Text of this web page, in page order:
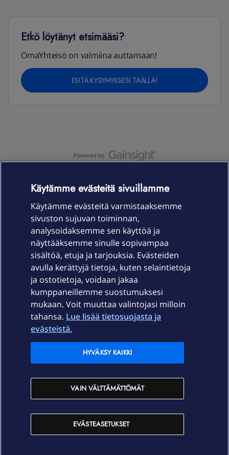
Etkö löytänyt etsimääsi?
OmaYhteisö on valmiina auttamaan!
ESITÄ KYSYMYKSESI TÄÄLLÄ!
Laitteet & liittymät
Palvelut
Ajankohtaista
Elisa Oyj
In English
Käytämme evästeitä sivuillamme
Käytämme evästeitä varmistaaksemme
sivuston sujuvan toiminnan,
analysoidaksemme sen käyttöä ja
näyttääksemme sinulle sopivampaa
sisältöä, etuja ja tarjouksia. Evästeiden
avulla kerättyjä tietoja, kuten selaintietoja
ja ostotietoja, voidaan jakaa
kumppaneillemme suostumuksesi
mukaan. Voit muuttaa valintojasi milloin
tahansa. Lue lisää tietosuojasta ja
evästeistä.
EVÄSTEASETUKSET
VAIN VÄLTTÄMÄTTÖMÄT
HYVÄKSY KAIKKI